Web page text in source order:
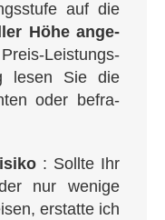
auf die
Höhe ange­
Leis­tungs­
lesen Sie die
oder befra­
: Soll­te Ihr
nur weni­ge
erstat­te ich